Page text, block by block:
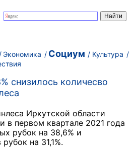
Экономика Социум
Культура
снизилось количесво
Иркутской области
первом квартале 2021 года
рубок на 38,6% и
на 31,1%.